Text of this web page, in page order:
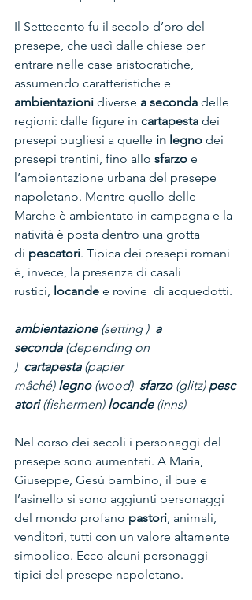
Il Settecento fu il secolo d’oro del
presepe, che uscì dalle chiese per
entrare nelle case aristocratiche,
assumendo caratteristiche e
ambientazioni diverse a seconda delle
regioni: dalle figure in cartapesta dei
presepi pugliesi a quelle in legno dei
presepi trentini, fino allo sfarzo e
l’ambientazione urbana del presepe
napoletano. Mentre quello delle
Marche è ambientato in campagna e la
natività è posta dentro una grotta
di pescatori. Tipica dei presepi romani
è, invece, la presenza di casali
rustici, locande e rovine  di acquedotti.
ambientazione (setting ) a
seconda (depending on
) cartapesta (papier
mâché) legno (wood) sfarzo (glitz) pesc
atori (fishermen) locande (inns)
Nel corso dei secoli i personaggi del
presepe sono aumentati. A Maria,
Giuseppe, Gesù bambino, il bue e
l’asinello si sono aggiunti personaggi
del mondo profano pastori , animali,
venditori, tutti con un valore altamente
simbolico. Ecco alcuni personaggi
tipici del presepe napoletano.